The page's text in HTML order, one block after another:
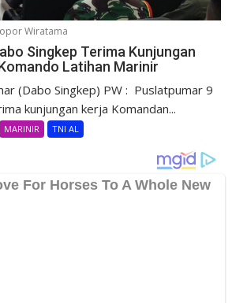
Wiratama
Singkep Terima Kunjungan
Latihan Marinir
(Dabo Singkep) PW : Puslatpumar 9
kunjungan kerja Komandan...
MARINIR TNI AL